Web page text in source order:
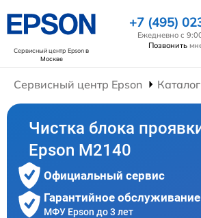
Сервисный центр Epsonв
Москве
+7 (495)
Ежедневно с
Позвонить
Сервисный центр Epson
Чистка блока
Epson M2140
Официальный сервис
Гарантийное обслуживание
МФУ Epson до 3 лет